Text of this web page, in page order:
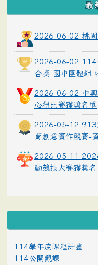
最
2026-06-02 桃園
2026-06-02 114
合奏 國中團體組
2026-06-02 中興
心得比賽獲獎名單
2026-05-12 913
育創意實作競賽-
2026-05-11
動競技大賽獲獎名
114學年度課程計畫
114公開觀課